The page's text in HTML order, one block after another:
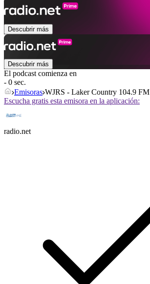
Descubrir más
Descubrir más
El podcast comienza en
- 0 sec.
Emisoras WJRS - Laker Country 104.9 FM
Escucha gratis esta emisora en la aplicación:
radio.net